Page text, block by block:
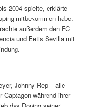
2004 spielte, erklärte
mitbekommen habe.
außerdem den FC
und Betis Sevilla mit
Johnny Rep – alle
Captagon während ihrer